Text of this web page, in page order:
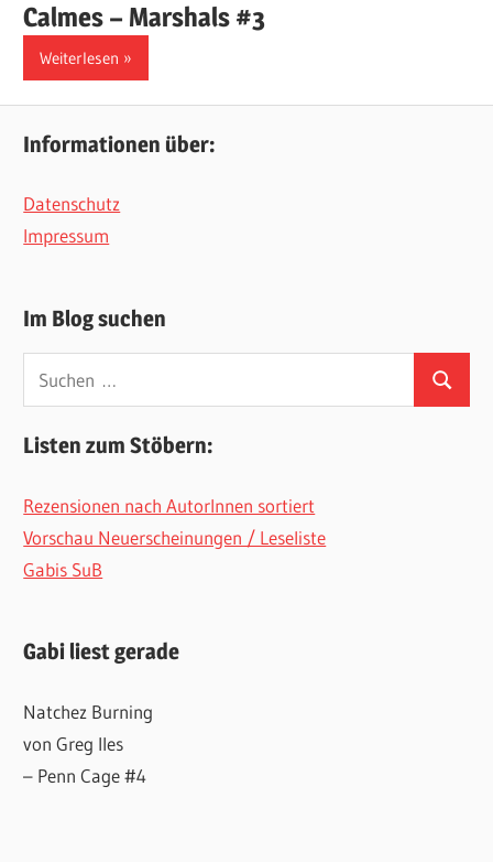
Calmes – Marshals #3
Weiterlesen
Informationen über:
Datenschutz
Impressum
Im Blog suchen
Suchen
nach:
Suchen
Listen zum Stöbern:
Rezensionen nach AutorInnen sortiert
Vorschau Neuerscheinungen / Leseliste
Gabis SuB
Gabi liest gerade
Natchez Burning
von Greg Iles
– Penn Cage #4